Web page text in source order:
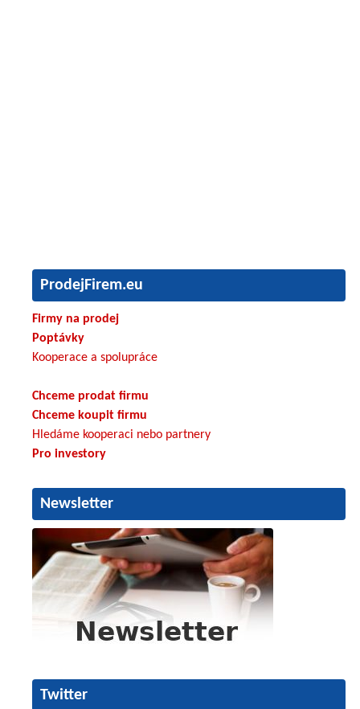
ProdejFirem.eu
Firmy na prodej
Poptávky
Kooperace a spolupráce
Chceme prodat firmu
Chceme koupit firmu
Hledáme kooperaci nebo partnery
Pro investory
Newsletter
Twitter